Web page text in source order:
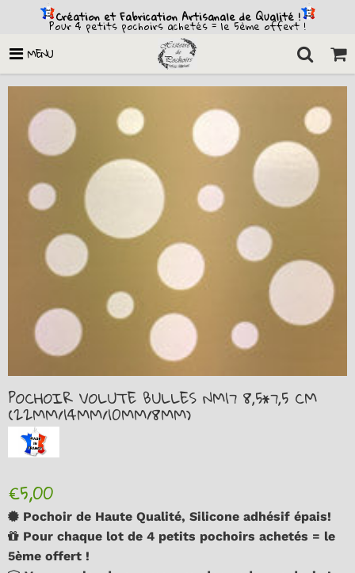
Création et Fabrication Artisanale de Qualité !
Pour 4 petits pochoirs achetés = le 5ème offert !
MENU
POCHOIR VOLUTE BULLES NM17 8,5*7,5 CM
(22MM/14MM/10MM/8MM)
€5,00
Pochoir de Haute Qualité, Silicone adhésif épais!
Pour chaque lot de 4 petits pochoirs achetés = le
5ème offert !